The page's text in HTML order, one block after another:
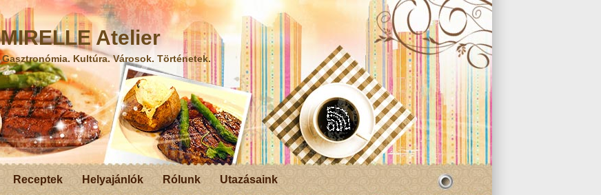
MIRELLE Atelier
Gasztronómia. Kultúra. Városok. Történetek.
Receptek Helyajánlók Rólunk Utazásaink